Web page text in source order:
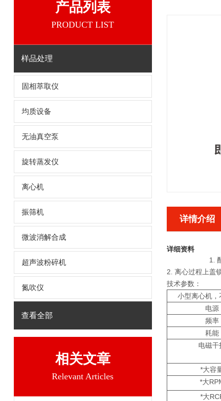
产品列表
PRODUCT LIST
样品处理
固相萃取仪
均质设备
无油真空泵
旋转蒸发仪
离心机
振筛机
微波消解合成
超声波粉碎机
氮吹仪
查看全部
相关文章
Relevant Articles
详情介绍
详细资料
1.
2. 离心过程上盖
技术参数：
小型离心机，
电源
频率
耗能
电磁干
*大容
*大
*大